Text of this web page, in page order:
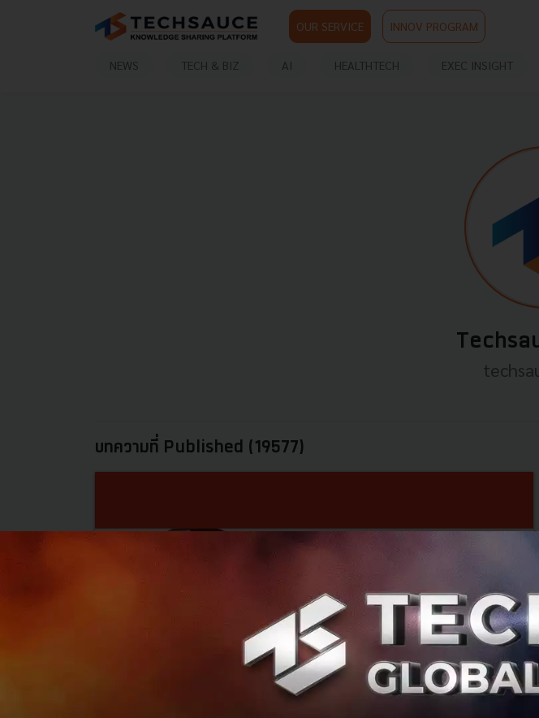
OUR SERVICE INNOV PROGRAM
NEWS TECH & BIZ AI HEALTHTECH EXEC INSIGHT
บทความที่ Published (19577)